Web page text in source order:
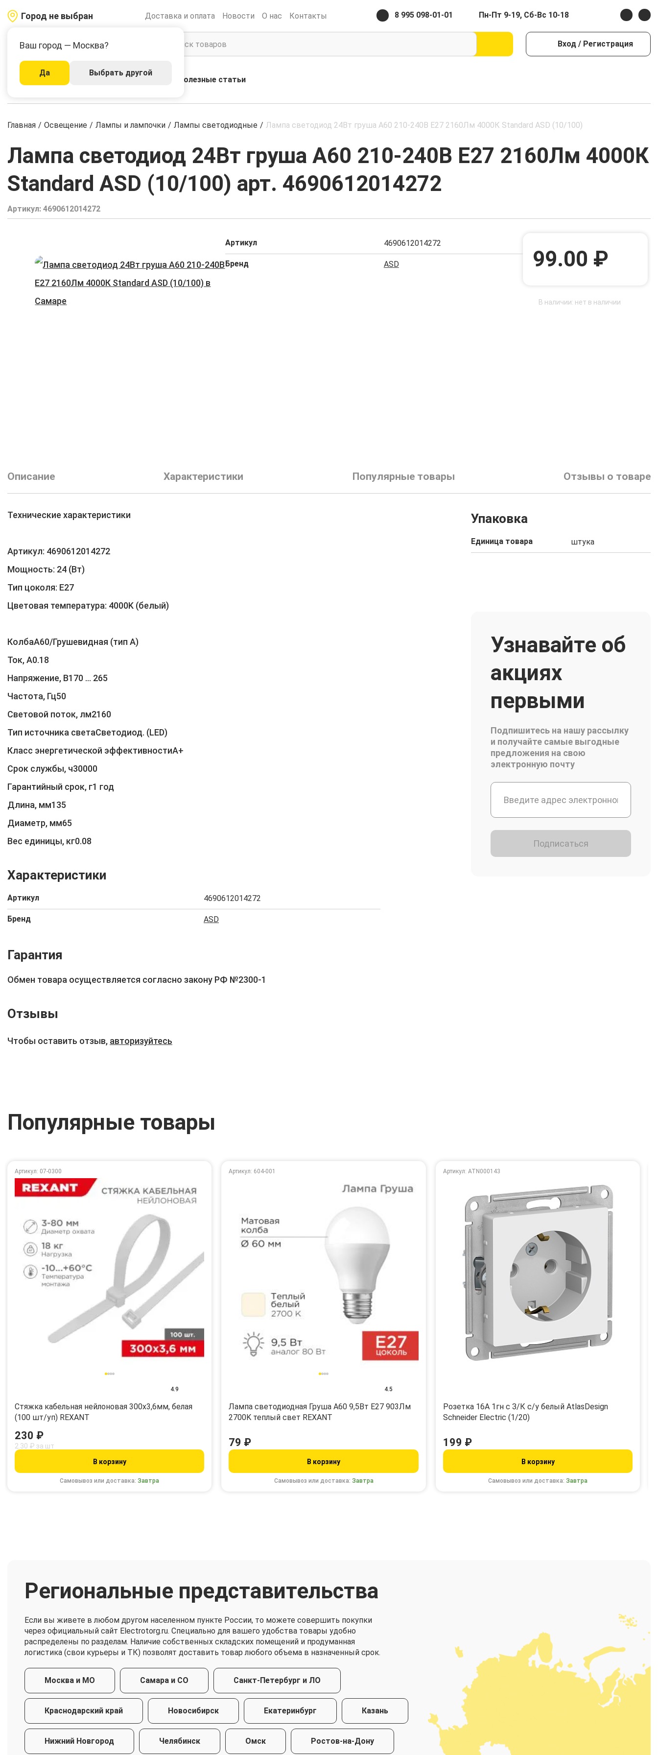
Город не выбран
Ваш город — Москва?
Да Выбрать другой
Доставка и оплата Новости О нас Контакты 8 995 098-01-01 Пн-Пт 9-19, Сб-Вс 10-18
Вход / Регистрация
Каталог Акции Полезные статьи
Главная / Освещение / Лампы и лампочки / Лампы светодиодные / Лампа светодиод 24Вт груша А60 210-240В E27 2160Лм 4000К Standard ASD (10/100)
Лампа светодиод 24Вт груша А60 210-240В E27 2160Лм 4000К
Standard ASD (10/100) арт. 4690612014272
Артикул: 4690612014272
Артикул 4690612014272
Бренд ASD 99.00 ₽
В наличии: нет в наличии
Описание Характеристики Популярные товары Отзывы о товаре
Технические характеристики
Артикул: 4690612014272
Мощность: 24 (Вт)
Тип цоколя: E27
Цветовая температура: 4000K (белый)
КолбаA60/Грушевидная (тип A)
Ток, А0.18
Напряжение, В170 … 265
Частота, Гц50
Световой поток, лм2160
Тип источника светаСветодиод. (LED)
Класс энергетической эффективностиA+
Срок службы, ч30000
Гарантийный срок, г1 год
Длина, мм135
Диаметр, мм65
Вес единицы, кг0.08
Характеристики
Артикул 4690612014272
Бренд ASD
Гарантия
Обмен товара осуществляется согласно закону РФ №2300-1
Отзывы
Чтобы оставить отзыв, авторизуйтесь
Упаковка
Единица товара штука
Узнавайте об
акциях
первыми
Подпишитесь на нашу рассылку
и получайте самые выгодные
предложения на свою
электронную почту
Подписаться
Популярные товары
Артикул: 07-0300
4.9
Стяжка кабельная нейлоновая 300x3,6мм, белая
(100 шт/уп) REXANT
Самовывоз или доставка:Завтра
230 ₽
2.30 ₽ за шт
В корзину
Артикул: 604-001
4.5
Лампа светодиодная Груша A60 9,5Вт E27 903Лм
2700K теплый свет REXANT
Самовывоз или доставка: Завтра
79 ₽
В корзину
Артикул: ATN000143
Розетка 16А 1гн с З/К с/у белый AtlasDesign
Schneider Electric (1/20)
Самовывоз или доставка:Завтра
199 ₽
В корзину
Региональные представительства
Если вы живете в любом другом населенном пункте России, то можете совершить покупки
через официальный сайт Electrotorg.ru. Специально для вашего удобства товары удобно
распределены по разделам. Наличие собственных складских помещений и продуманная
логистика (свои курьеры и ТК) позволят доставить товар любого объема в назначенный срок.
Москва и МО Самара и СО Санкт-Петербург и ЛО
Краснодарский край Новосибирск Екатеринбург Казань
Нижний Новгород Челябинск Омск Ростов-на-Дону